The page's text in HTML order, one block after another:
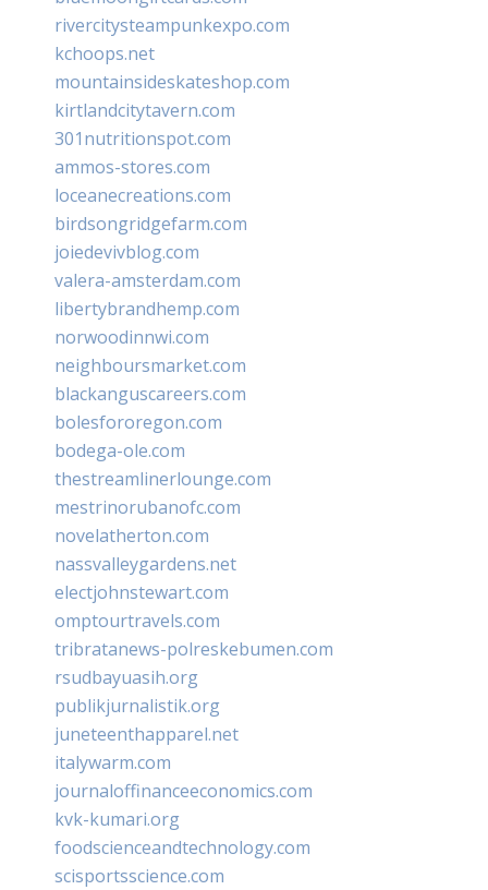
rivercitysteampunkexpo.com
kchoops.net
mountainsideskateshop.com
kirtlandcitytavern.com
301nutritionspot.com
ammos-stores.com
loceanecreations.com
birdsongridgefarm.com
joiedevivblog.com
valera-amsterdam.com
libertybrandhemp.com
norwoodinnwi.com
neighboursmarket.com
blackanguscareers.com
bolesfororegon.com
bodega-ole.com
thestreamlinerlounge.com
mestrinorubanofc.com
novelatherton.com
nassvalleygardens.net
electjohnstewart.com
omptourtravels.com
tribratanews-polreskebumen.com
rsudbayuasih.org
publikjurnalistik.org
juneteenthapparel.net
italywarm.com
journaloffinanceeconomics.com
kvk-kumari.org
foodscienceandtechnology.com
scisportsscience.com